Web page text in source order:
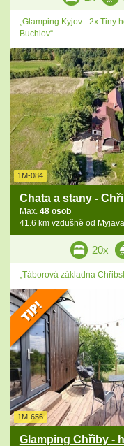
„Glamping Kyjov - 2x Tiny
Buchlov“
1M-084
Chata a stany -
Max. 48 osob
41.6 km vzdušně od Myjava
20x
„Táborová základna
1M-656
Glamping Chřiby -